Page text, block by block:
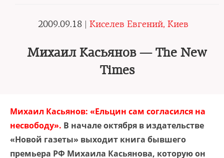
2009.09.18 | Киселев Евгений, Киев
Михаил Касьянов — The New
Times
Михаил Касьянов: «Ельцин сам согласился на
несвободу». В начале октября в издательстве
«Новой газеты» выходит книга бывшего
премьера РФ Михаила Касьянова, которую он